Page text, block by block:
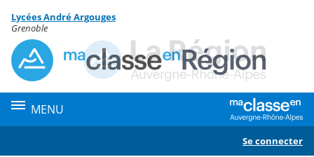
Menu de la rubrique
Contenu
Lycées André Argouges
Grenoble
MENU
Se connecter